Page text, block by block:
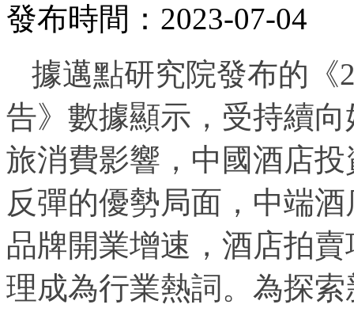
發布時間：2023-07-04
據邁點研究院發布的《
告》數據顯示，受持續
旅消費影響，中國酒店
反彈的優勢局面，中端
品牌開業增速，酒店拍
理成為行業熱詞。為探